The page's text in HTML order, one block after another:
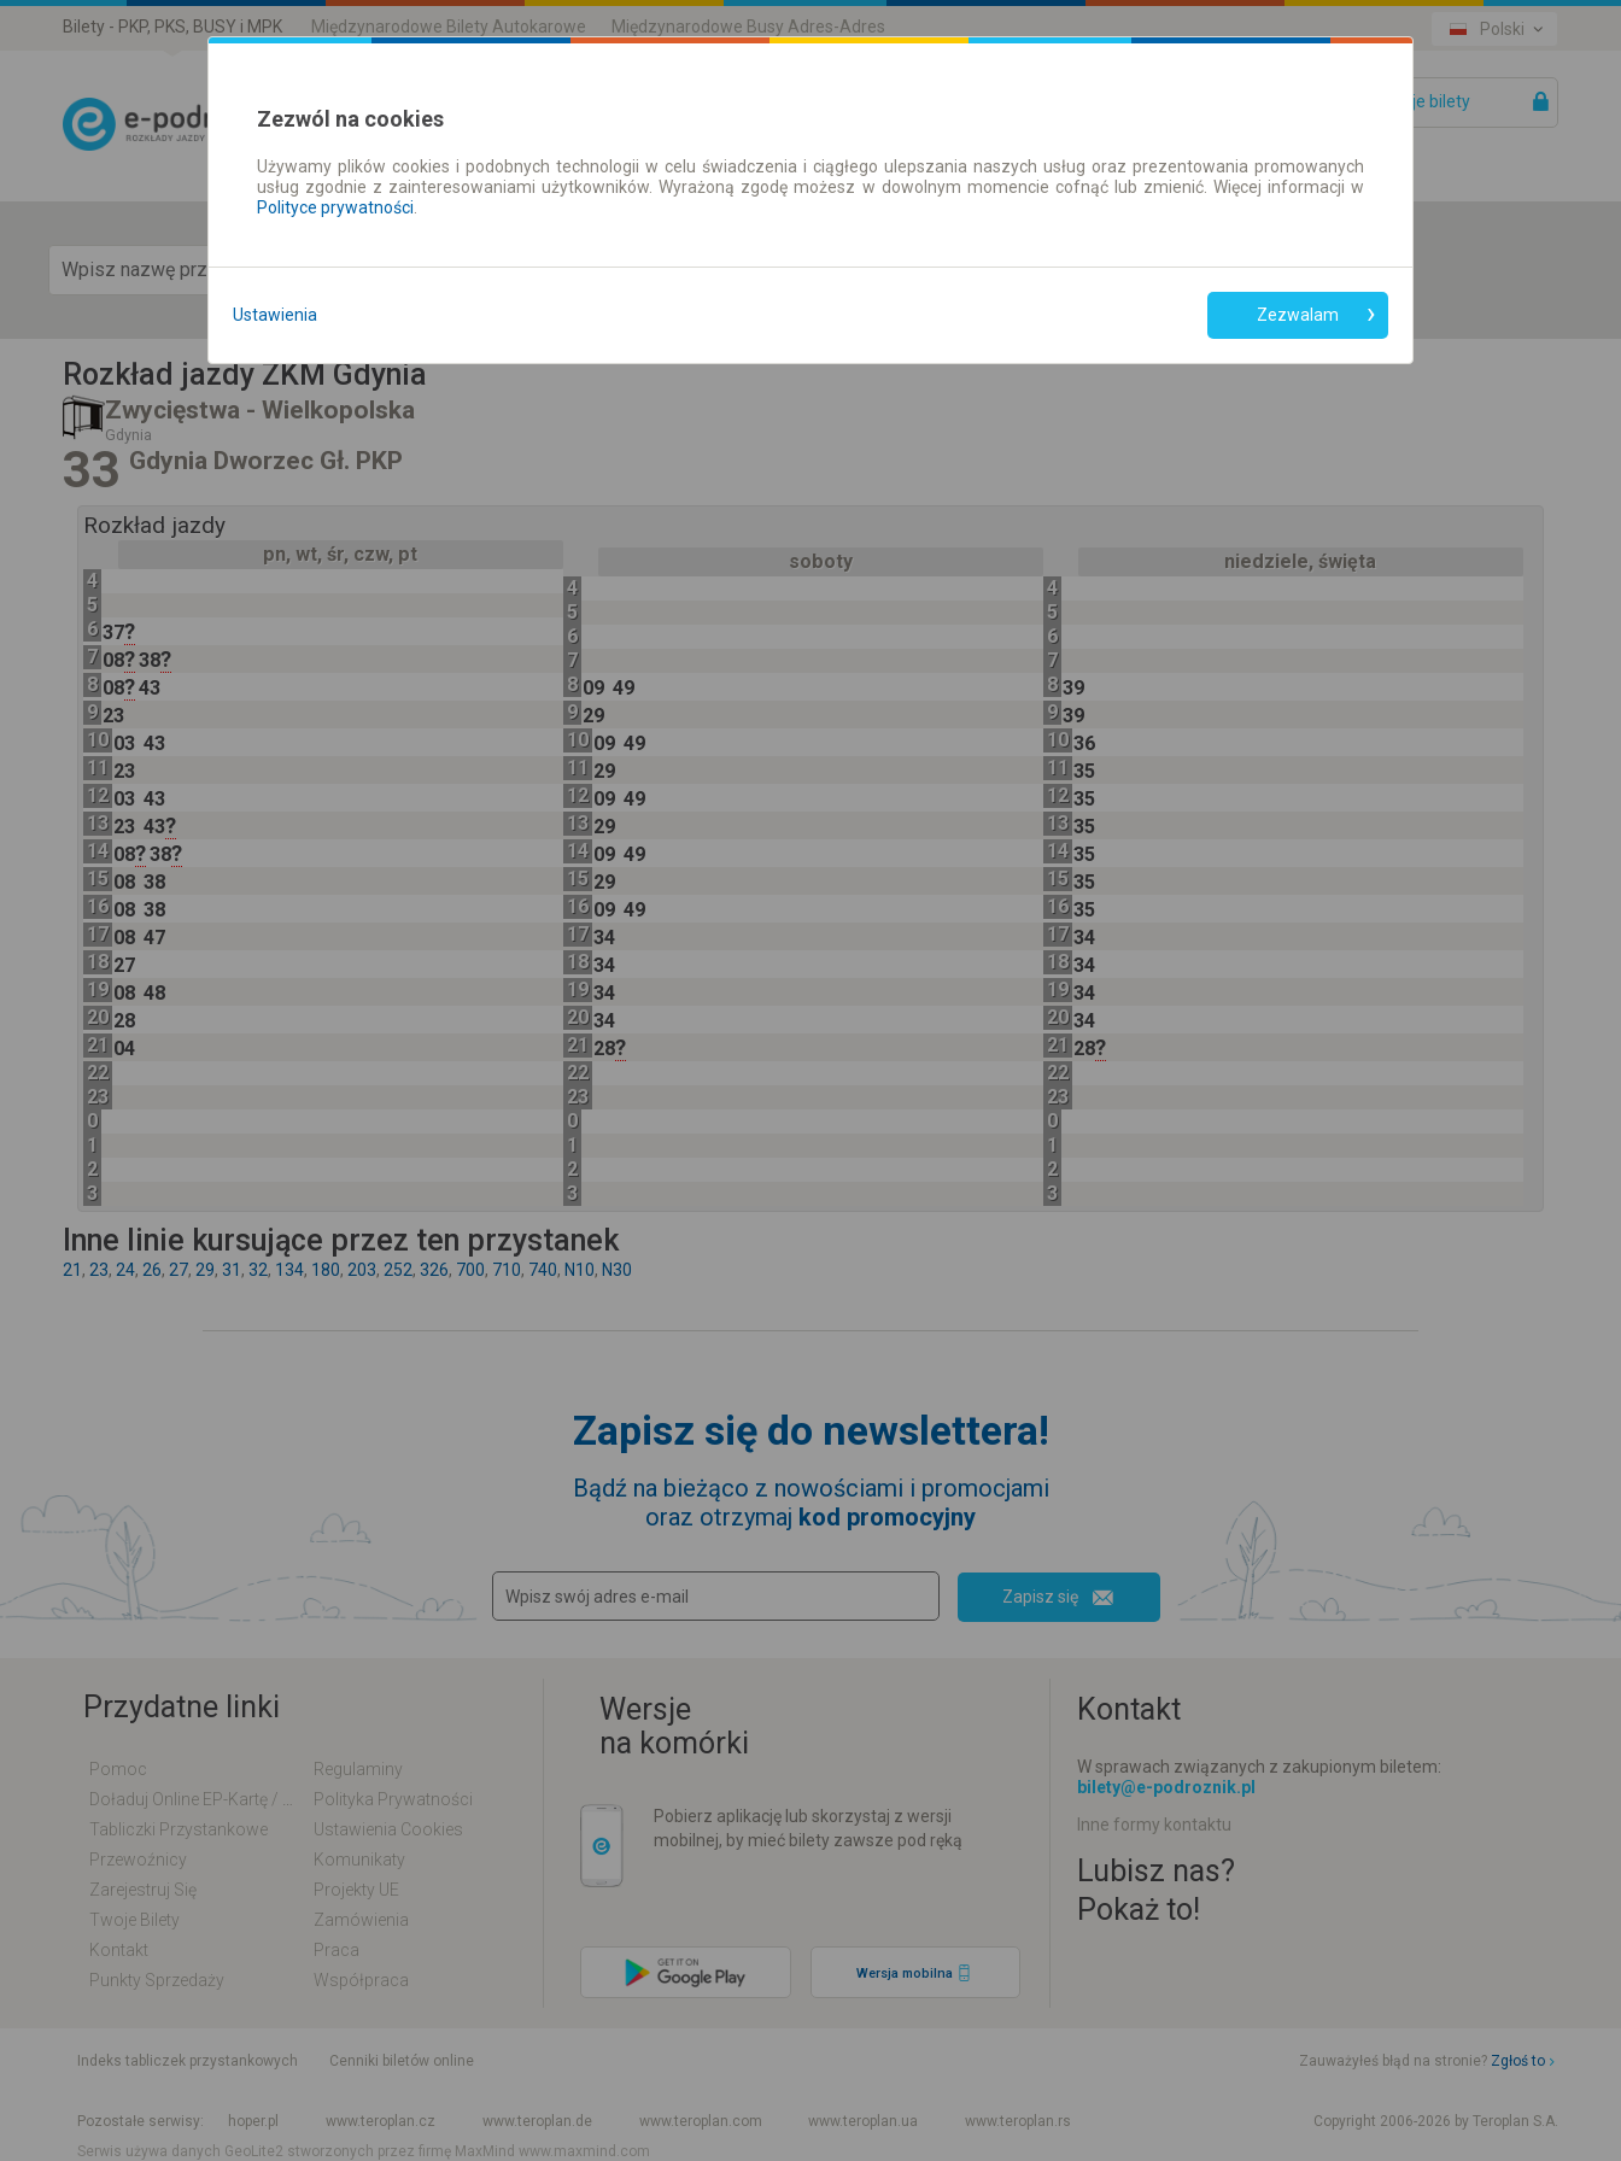
Bilety - PKP, PKS, BUSY i MPK Międzynarodowe Bilety Autokarowe Międzynarodowe Busy Adres-Adres Polski
Twoje bilety
Rozkład Jazdy | Bilety Bilety okresowe
Pokaż rozkład
Rozkład jazdy ZKM Gdynia
Zwycięstwa - Wielkopolska
Gdynia
33 Gdynia Dworzec Gł. PKP
Rozkład jazdy
pn, wt, śr, czw, pt
4
5
6 37?
7 08?38?
8 08?43
9 23
10 03 43
11 23
12 03 43
13 23 43?
14 08?38?
15 08 38
16 08 38
17 08 47
18 27
19 08 48
20 28
21 04
22
23
0
1
2
3
soboty
4
5
6
7
8 09 49
9 29
10 09 49
11 29
12 09 49
13 29
14 09 49
15 29
16 09 49
17 34
18 34
19 34
20 34
21 28?
22
23
0
1
2
3
niedziele, święta
4
5
6
7
8 39
9 39
10 36
11 35
12 35
13 35
14 35
15 35
16 35
17 34
18 34
19 34
20 34
21 28?
22
23
0
1
2
3
Inne linie kursujące przez ten przystanek
21 , 23, 24, 26, 27, 29, 31 , 32, 134, 180, 203, 252, 326, 700, 710, 740, N10, N30
Zapisz się do newslettera!
Bądź na bieżąco z nowościami i promocjami
oraz otrzymaj kod promocyjny
Zapisz się
Przydatne linki
Pomoc
Regulaminy
Polityka Prywatności
Tabliczki Przystankowe
Ustawienia Cookies
Przewoźnicy
Komunikaty
Zarejestruj Się
Projekty UE
Twoje Bilety
Zamówienia
Kontakt
Praca
Punkty Sprzedaży
Współpraca
Wersje
na komórki
Pobierz aplikację lub skorzystaj z wersji
mobilnej, by mieć bilety zawsze pod ręką
Wersja mobilna
Kontakt
W sprawach związanych z zakupionym biletem:
bilety@e-podroznik.pl
Inne formy kontaktu
Lubisz nas?
Pokaż to!
indeks tabliczek przystankowych Cenniki biletów online Zauważyłeś błąd na stronie? Zgłoś to
Pozostałe serwisy
hoper.pl www.teroplan.cz www.teroplan.de www.teroplan.com www.teroplan.ua www.teroplan.rs
Copyright 2006-2026 by Teroplan S.A.
Serwis używa danych GeoLite2 stworzonych przez firmę MaxMindwww.maxmind.com
Zezwól na cookies
Używamy plików cookies i podobnych technologii w celu świadczenia i ciągłego ulepszania naszych usług oraz prezentowania promowanych
usług zgodnie z zainteresowaniami użytkowników. Wyrażoną zgodę możesz w dowolnym momencie cofnąć lub zmienić. Więcej informacji w
Polityce prywatności
Ustawienia Zezwalam